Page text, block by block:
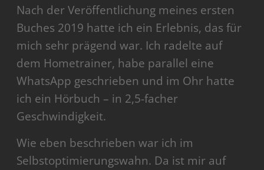
Nach der Veröffentlichung meines ersten
Buches 2019 hatte ich ein Erlebnis, das für
mich sehr prägend war. Ich radelte auf
dem Hometrainer, habe parallel eine
WhatsApp geschrieben und im Ohr hatte
ich ein Hörbuch – in 2,5-facher
Geschwindigkeit.
Wie eben beschrieben war ich im
Selbstoptimierungswahn. Da ist mir auf